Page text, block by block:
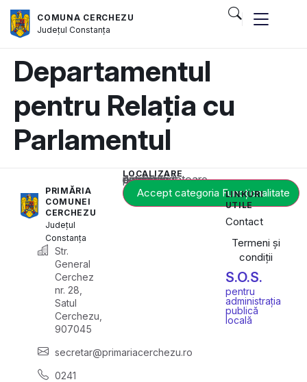
COMUNA CERCHEZU
JudețulConstanța
Departamentul
pentru Relația cu
Parlamentul
PRIMĂRIA
COMUNEI
CERCHEZU
Județul
Constanța
Str.
General
Cerchez
nr. 28,
Satul
Cerchezu,
907045
secretar@primariacerchezu.ro
0241
LOCALIZARE
Acest conținut este blocat până când acceptați categoria corespunzătoare de cookie-uri.
Accept categoria Funcționalitate
LINKURI
UTILE
Contact
Termeni și
condiții
S.O.S.
pentru
administrația
publică
locală